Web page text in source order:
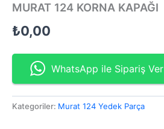
MURAT 124 KORNA KAPAĞI
₺0,00
WhatsApp ile Sipariş Ver
Kategoriler: Murat 124 Yedek Parça